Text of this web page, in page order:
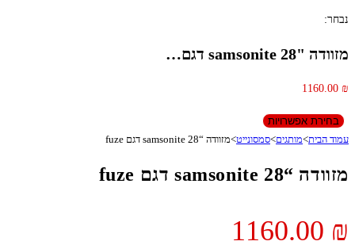
נבחר:
מזוודה "28 samsonite דגם…
1160.00 ₪
בחירת אפשרויות
עמוד הבית>מותגים>סמסונייט>מזוודה “28 samsonite דגם fuze
מזוודה “28 samsonite דגם fuze
1160.00 ₪